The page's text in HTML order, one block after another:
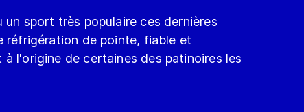
un sport très populaire ces dernières
réfrigération de pointe, fiable et
à l'origine de certaines des patinoires les